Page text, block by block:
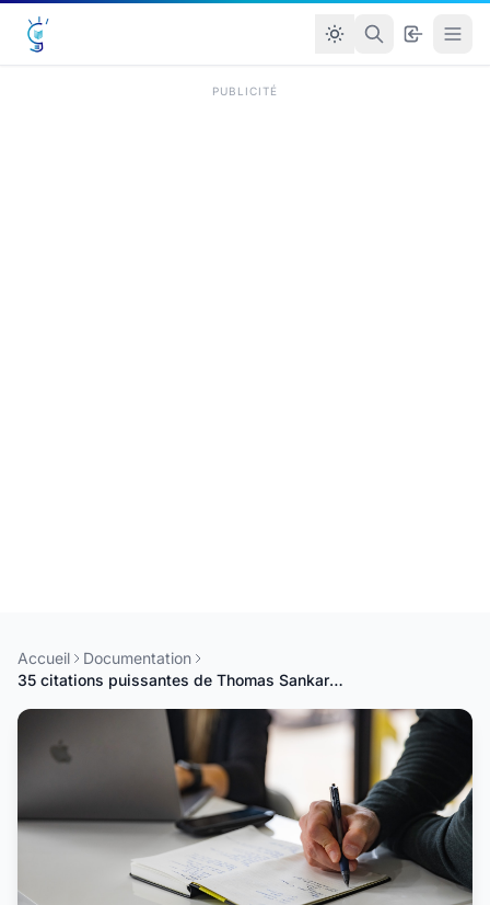
PUBLICITÉ
Accueil
Documentation
35 citations puissantes de Thomas Sankara !